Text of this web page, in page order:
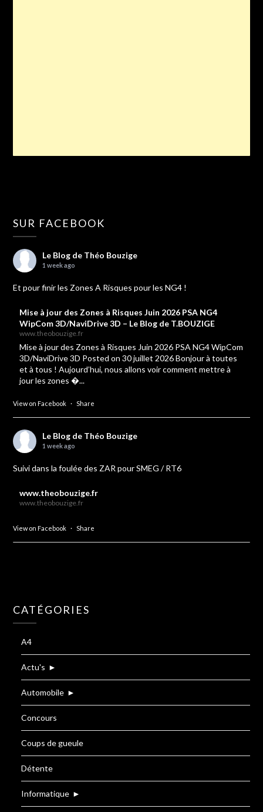
SUR FACEBOOK
Le Blog de Théo Bouzige
1 week ago
Et pour finir les Zones A Risques pour les NG4 !
Mise à jour des Zones à Risques Juin 2026 PSA NG4
WipCom 3D/NaviDrive 3D – Le Blog de T.BOUZIGE
www.theobouzige.fr
Mise à jour des Zones à Risques Juin 2026 PSA NG4 WipCom
3D/NaviDrive 3D Posted on 30 juillet 2026 Bonjour à toutes
et à tous ! Aujourd’hui, nous allons voir comment mettre à
jour les zones �...
View on Facebook · Share
Le Blog de Théo Bouzige
1 week ago
Suivi dans la foulée des ZAR pour SMEG / RT6
www.theobouzige.fr
www.theobouzige.fr
View on Facebook · Share
CATÉGORIES
A4
Actu's ►
Automobile ►
Concours
Coups de gueule
Détente
Informatique ►